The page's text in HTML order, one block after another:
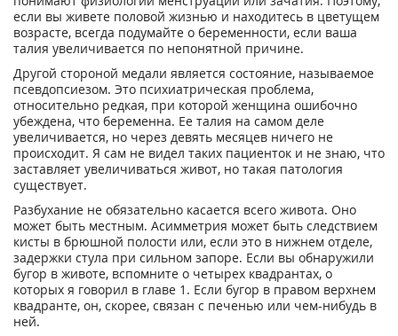
если вы живете половой жизнью и находитесь в цветущем
возрасте, всегда подумайте о беременности, если ваша
талия увеличивается по непонятной причине.
Другой стороной медали является состояние, называемое
псевдопсиезом. Это психиатрическая проблема,
относительно редкая, при которой женщина ошибочно
убеждена, что беременна. Ее талия на самом деле
увеличивается, но через девять месяцев ничего не
происходит. Я сам не видел таких пациенток и не знаю, что
заставляет увеличиваться живот, но такая патология
существует.
Разбухание не обязательно касается всего живота. Оно
может быть местным. Асимметрия может быть следствием
кисты в брюшной полости или, если это в нижнем отделе,
задержки стула при сильном запоре. Если вы обнаружили
бугор в животе, вспомните о четырех квадрантах, о
которых я говорил в главе 1. Если бугор в правом верхнем
квадранте, он, скорее, связан с печенью или чем-нибудь в
ней.